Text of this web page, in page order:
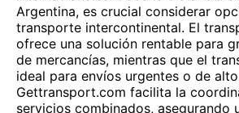
Argentina, es crucial considerar
transporte intercontinental. El
ofrece una solución rentable para
de mercancías, mientras que el
ideal para envíos urgentes o de
Gettransport.com facilita la
servicios combinados, asegurando